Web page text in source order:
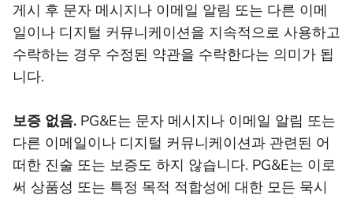
게시 후 문자 메시지나 이메일 알림 또는 다른 이메
일이나 디지털 커뮤니케이션을 지속적으로 사용하고
수락하는 경우 수정된 약관을 수락한다는 의미가 됩
니다.
보증 없음. PG&E는 문자 메시지나 이메일 알림 또는
다른 이메일이나 디지털 커뮤니케이션과 관련된 어
떠한 진술 또는 보증도 하지 않습니다. PG&E는 이로
써 상품성 또는 특정 목적 적합성에 대한 모든 묵시